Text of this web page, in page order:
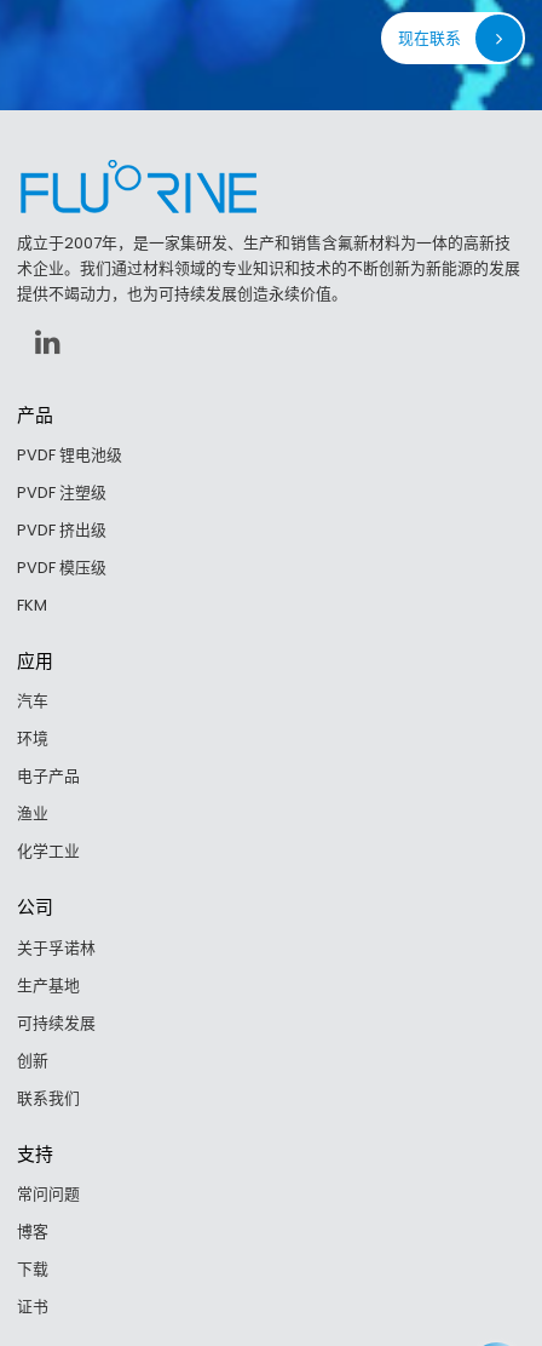
现在联系
成立于2007年，是一家集研发、生产和销售含氟新材料为一体的高新技
术企业。我们通过材料领域的专业知识和技术的不断创新为新能源的发展
提供不竭动力，也为可持续发展创造永续价值。
产品
PVDF 锂电池级
PVDF 注塑级
PVDF 挤出级
PVDF 模压级
FKM
应用
汽车
环境
电子产品
渔业
化学工业
公司
关于孚诺林
生产基地
可持续发展
创新
联系我们
支持
常问问题
博客
下载
证书